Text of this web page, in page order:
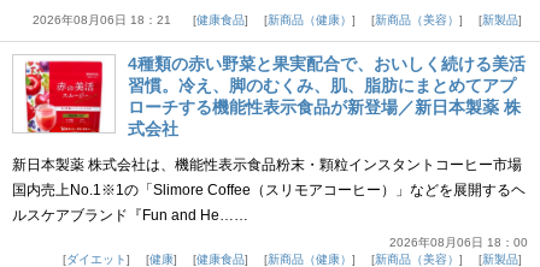
2026年08月06日 18：21 健康食品 新商品（健康） 新商品（美容） 新製品
4種類の赤い野菜と果実配合で、おいしく続ける美活
習慣。冷え、脚のむくみ、肌、脂肪にまとめてアプ
ローチする機能性表示食品が新登場／新日本製薬 株
式会社
新日本製薬 株式会社は、機能性表示食品粉末・顆粒インスタントコーヒー市場
国内売上No.1※1の「Slimore Coffee（スリモアコーヒー）」などを展開するヘ
ルスケアブランド『Fun and He……
2026年08月06日 18：00
ダイエット
健康 健康食品 新商品（健康） 新商品（美容）
新製品